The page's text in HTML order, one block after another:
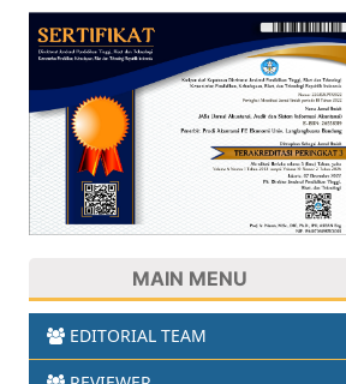
MAIN MENU
EDITORIAL TEAM